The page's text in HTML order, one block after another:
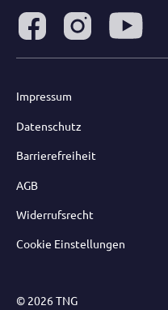
Impressum
Datenschutz
Barrierefreiheit
AGB
Widerrufsrecht
Cookie Einstellungen
© 2026 TNG